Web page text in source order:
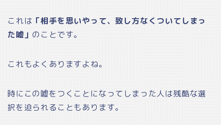
これは 「相手を思いやって、致し方なくついてしまっ
た嘘」 のことです。
これもよくありますよね。
時にこの嘘をつくことになってしまった人は残酷な選
択を迫られることもあります。